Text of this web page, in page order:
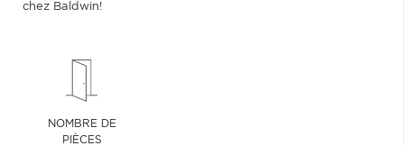
chez Baldwin!
NOMBRE DE
PIÈCES